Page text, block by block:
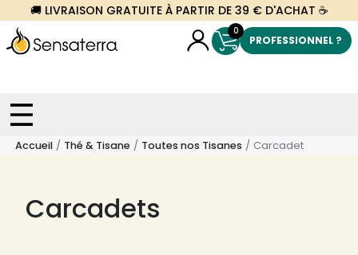
🚚 LIVRAISON GRATUITE À PARTIR DE 39 € D'ACHAT ☕
0
PROFESSIONNEL ?
Accueil Thé & Tisane Toutes nos Tisanes Carcadet
Carcadets